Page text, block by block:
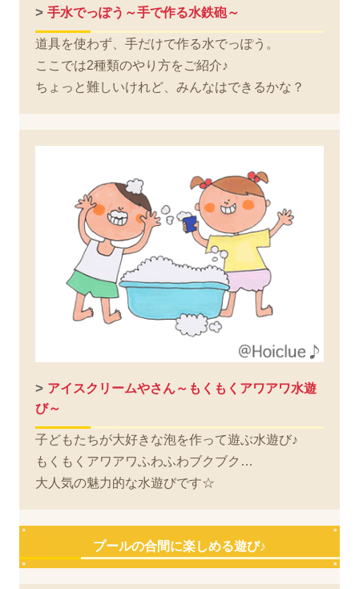
> 手水でっぽう～手で作る水鉄砲～
道具を使わず、手だけで作る水でっぽう。
ここでは2種類のやり方をご紹介♪
ちょっと難しいけれど、みんなはできるかな？
> アイスクリームやさん～もくもくアワアワ水遊
び～
子どもたちが大好きな泡を作って遊ぶ水遊び♪
もくもくアワアワふわふわブクブク…
大人気の魅力的な水遊びです☆
プールの合間に楽しめる遊び♪